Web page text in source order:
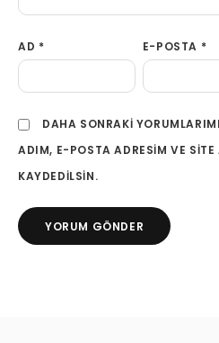
AD * E-POSTA *
DAHA SONRAKI
ADIM, E-POSTA ADRESIM VE
KAYDEDILSIN.